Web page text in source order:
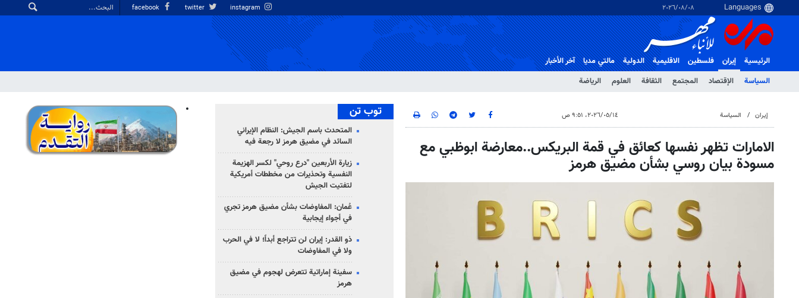
٠٨‏/٠٨‏/٢٠٢٦
الرئيسية
إيران
السياسة
الإقتصاد المجتمع الثقافة العلوم الرياضة
فلسطین الاقلیمیة الدولية مالتي مدیا آخر الأخبار
إيران السياسة ١٤‏/٠٥‏/٢٠٢٦، ٩:٥١ ص
الامارات تظهر نفسها كعائق في قمة البريكس..معارضة ابوظبي مع
مسودة بيان روسي بشأن مضيق هرمز
توب تن
المتحدث باسم الجيش: النظام الإيراني
السائد في مضيق هرمز لا رجعة فيه
زيارة الأربعين "درع روحي" لكسر الهزيمة
النفسية وتحذيرات من مخططات أمريكية
لتفتيت الجيش
عُمان: المفاوضات بشأن مضيق هرمز تجري
في أجواء إيجابية
ذو القدر: إيران لن تتراجع أبداً؛ لا في الحرب
ولا في المفاوضات
سفينة إماراتية تتعرض لهجوم في مضيق
هرمز